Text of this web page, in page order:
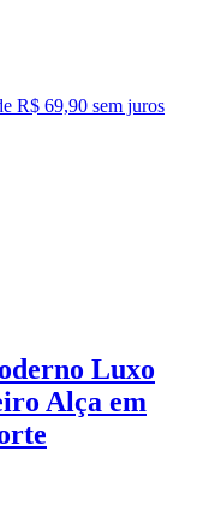
R$ 69,90 sem juros
Luxo
Alça em